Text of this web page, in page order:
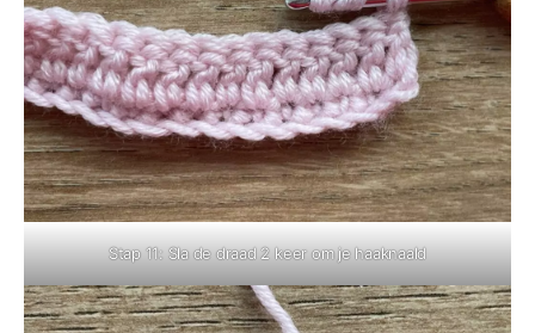
Stap 11: Sla de draad 2 keer om je haaknaald